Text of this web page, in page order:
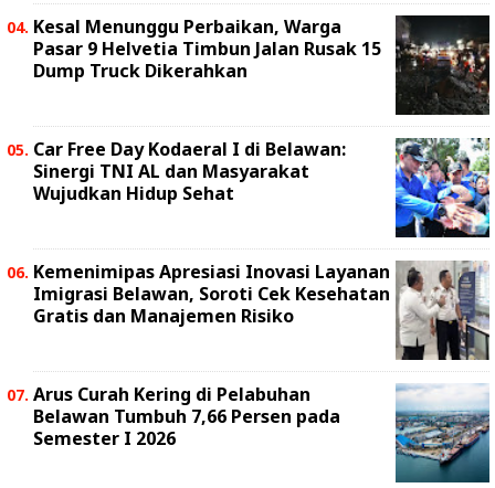
Kesal Menunggu Perbaikan, Warga
Pasar 9 Helvetia Timbun Jalan Rusak 15
Dump Truck Dikerahkan
Car Free Day Kodaeral I di Belawan:
Sinergi TNI AL dan Masyarakat
Wujudkan Hidup Sehat
Kemenimipas Apresiasi Inovasi Layanan
Imigrasi Belawan, Soroti Cek Kesehatan
Gratis dan Manajemen Risiko
Arus Curah Kering di Pelabuhan
Belawan Tumbuh 7,66 Persen pada
Semester I 2026